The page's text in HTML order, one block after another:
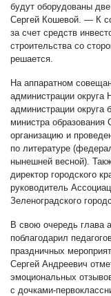
будут оборудованы
Сергей Кошевой. — К
за счет средств
строительства со
решается.
На аппаратном
администрации округа
администрации округа
министра
организацию и
по литературе
нынешней весной).
директор городского
руководитель
Зеленоградского
В свою очередь глава
поблагодарил
праздничных
Сергей Андреевич
эмоциональных
с дочками-